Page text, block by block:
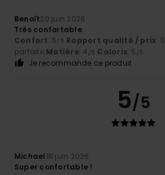
Benoît20 juin 2026
Très confortable
Confort: 5/5 Rapport qualité / prix: 5
parfaite Matière: 4 /5 Coloris: 5 /5
Je recommande ce produit
5/5
Michael16 juin 2026
Super confortable !